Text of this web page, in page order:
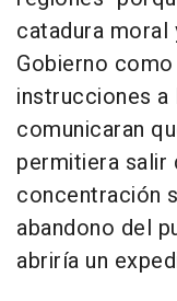
catadura moral
Gobierno
instrucciones
comunicaran
permitiera salir
concentración
abandono del
abriría un